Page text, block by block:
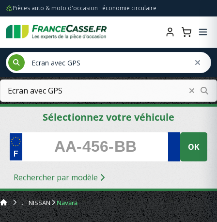
Pièces auto & moto d'occasion · économie circulaire
Sélectionnez votre véhicule
OK
Rechercher par modèle
NISSAN Navara